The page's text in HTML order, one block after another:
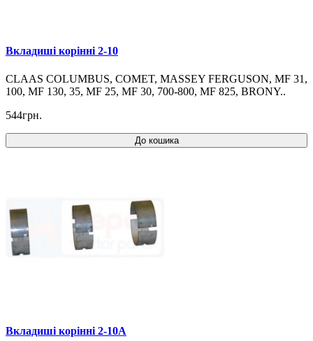
Вкладиші корінні 2-10
CLAAS COLUMBUS, COMET, MASSEY FERGUSON, MF 31,
100, MF 130, 35, MF 25, MF 30, 700-800, MF 825, BRONY..
544грн.
До кошика
Вкладиші корінні 2-10A